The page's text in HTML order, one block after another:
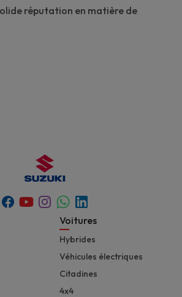
réputation en matière de
Facebook
YoutubeInstagram
Whatsapp
Linkedin
Footer
Voitures
Hybrides
Véhicules électriques
Citadines
4x4